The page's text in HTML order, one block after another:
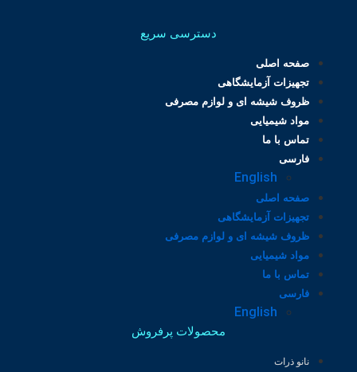
دسترسی سریع
صفحه اصلی
تجهیزات آزمایشگاهی
ظروف شیشه ای و لوازم مصرفی
مواد شیمیایی
تماس با ما
فارسی
English
صفحه اصلی
تجهیزات آزمایشگاهی
ظروف شیشه ای و لوازم مصرفی
مواد شیمیایی
تماس با ما
فارسی
English
محصولات پرفروش
نانو ذرات